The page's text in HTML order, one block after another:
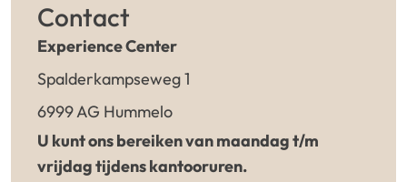
Contact
Experience Center
Spalderkampseweg 1
6999 AG Hummelo
U kunt ons bereiken van maandag t/m
vrijdag tijdens kantooruren.